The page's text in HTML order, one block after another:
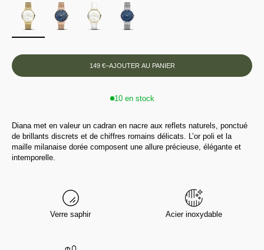
149 €–AJOUTER AU PANIER
10 en stock
Diana met en valeur un cadran en nacre aux reflets naturels, ponctué
de brillants discrets et de chiffres romains délicats. L’or poli et la
maille milanaise dorée composent une allure précieuse, élégante et
intemporelle.
Verre saphir Acier inoxydable